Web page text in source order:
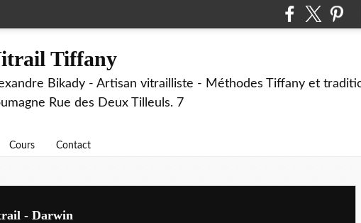
Tiffany
Bikady - Artisan vitrailliste - Méthodes Tiffany et
Rue des Deux Tilleuls. 7
Cours Contact
- Darwin